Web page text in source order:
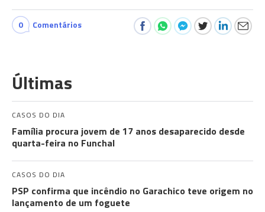
0 Comentários
Últimas
CASOS DO DIA
Família procura jovem de 17 anos desaparecido desde
quarta-feira no Funchal
CASOS DO DIA
PSP confirma que incêndio no Garachico teve origem no
lançamento de um foguete